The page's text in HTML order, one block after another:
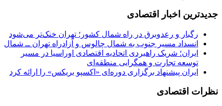
جدیدترین اخبار اقتصادی
رگبار و رعدوبرق در راه شمال کشور؛ تهران خنک‌تر می‌شود
انسداد مسیر جنوب به شمال چالوس و آزادراه تهران ــ شمال
ایران؛ شریک راهبردی اتحادیه اقتصادی اوراسیا در مسیر
توسعه تجارت و همگرایی منطقه‌ای
ایران پیشنهاد برگزاری دوره‌ای «اکسپو بریکس» را ارائه کرد
نظرات اقتصادی